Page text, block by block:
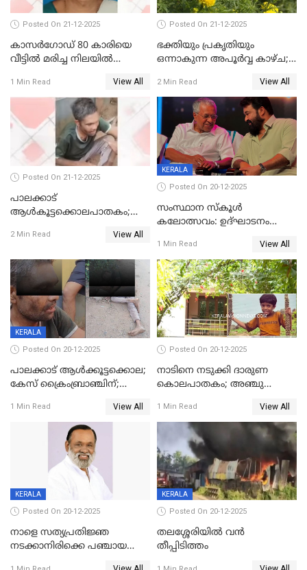
Posted On 21-12-2025
കാസർഗോഡ് 80 കാരിയെ
വീട്ടിൽ മരിച്ച നിലയിൽ
1 Min Read View All
Posted On 21-12-2025
ഭക്തിയും പ്രകൃതിയും
ഒന്നാകുന്ന അപൂര്‍വ്വ കാഴ്ച;
കാഴ്ചാനുഭവമൊരുക്കി
ശബരീ നന്ദനം
2 Min Read View All
Posted On 21-12-2025
പാലക്കാട്‌
ആൾകൂട്ടക്കൊലപാതകം;
ഊർജ്ജിതമാക്കിമാക്കി
2 Min Read View All
KERALA
Posted On 20-12-2025
സംസ്ഥാന സ്കൂൾ
കലോത്സവം: ഉദ്ഘാടനം
മുഖ്യാതിഥിയായി
മോഹൻലാൽ
1 Min Read View All
KERALA
Posted On 20-12-2025
പാലക്കാട് ആൾക്കൂട്ടക്കൊല;
കേസ് ക്രൈംബ്രാഞ്ചിന്;
അന്വേഷിക്കും
1 Min Read View All
Posted On 20-12-2025
നാടിനെ നടുക്കി ദാരുണ
കൊലപാതകം; അഞ്ചു
കഴുത്തുഞെരിച്ച് കൊന്നു
1 Min Read View All
KERALA
Posted On 20-12-2025
നാളെ സത്യപ്രതിജ്ഞ
നടക്കാനിരിക്കെ പഞ്ചായത്ത്
KERALA
Posted On 20-12-2025
തലശ്ശേരിയിൽ വൻ
തീപ്പിടിത്തം